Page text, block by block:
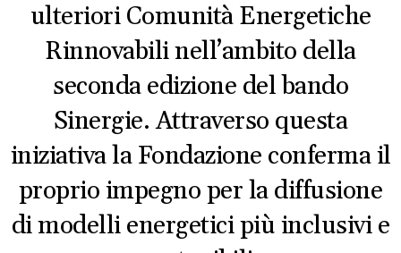
ulteriori Comunità Energetiche
Rinnovabili nell’ambito della
seconda edizione del bando
Sinergie. Attraverso questa
iniziativa la Fondazione conferma il
proprio impegno per la diffusione
di modelli energetici più inclusivi e